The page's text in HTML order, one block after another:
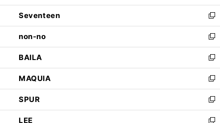
開
く
ウ
で
開
く
ン
ド
ウ
で
開
く
Seventeen
新
し
い
ウ
ィ
ン
ド
ウ
で
開
く
non-no
新
し
い
ウ
ィ
ン
ド
ウ
で
BAILA
新
し
い
ウ
ィ
ン
ド
MAQUIA
新
し
い
ウ
SPUR
新
し
LEE